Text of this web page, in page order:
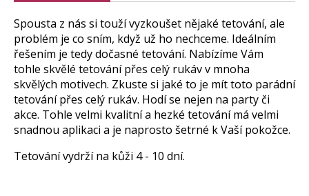
Spousta z nás si touží vyzkoušet nějaké tetování, ale
problém je co sním, když už ho nechceme. Ideálním
řešením je tedy dočasné tetování. Nabízíme Vám
tohle skvělé tetování přes celý rukáv v mnoha
skvělých motivech. Zkuste si jaké to je mít toto parádní
tetování přes celý rukáv. Hodí se nejen na party či
akce. Tohle velmi kvalitní a hezké tetování má velmi
snadnou aplikaci a je naprosto šetrné k Vaší pokožce.
Tetování vydrží na kůži 4 - 10 dní.